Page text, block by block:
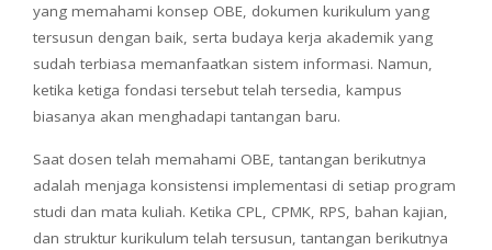
yang memahami konsep OBE, dokumen kurikulum yang
tersusun dengan baik, serta budaya kerja akademik yang
sudah terbiasa memanfaatkan sistem informasi. Namun,
ketika ketiga fondasi tersebut telah tersedia, kampus
biasanya akan menghadapi tantangan baru.
Saat dosen telah memahami OBE, tantangan berikutnya
adalah menjaga konsistensi implementasi di setiap program
studi dan mata kuliah. Ketika CPL, CPMK, RPS, bahan kajian,
dan struktur kurikulum telah tersusun, tantangan berikutnya